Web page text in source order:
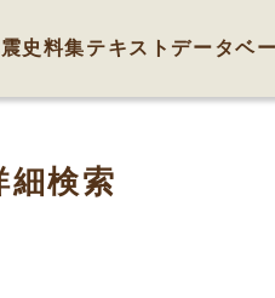
史料集テキストデータベ
細検索